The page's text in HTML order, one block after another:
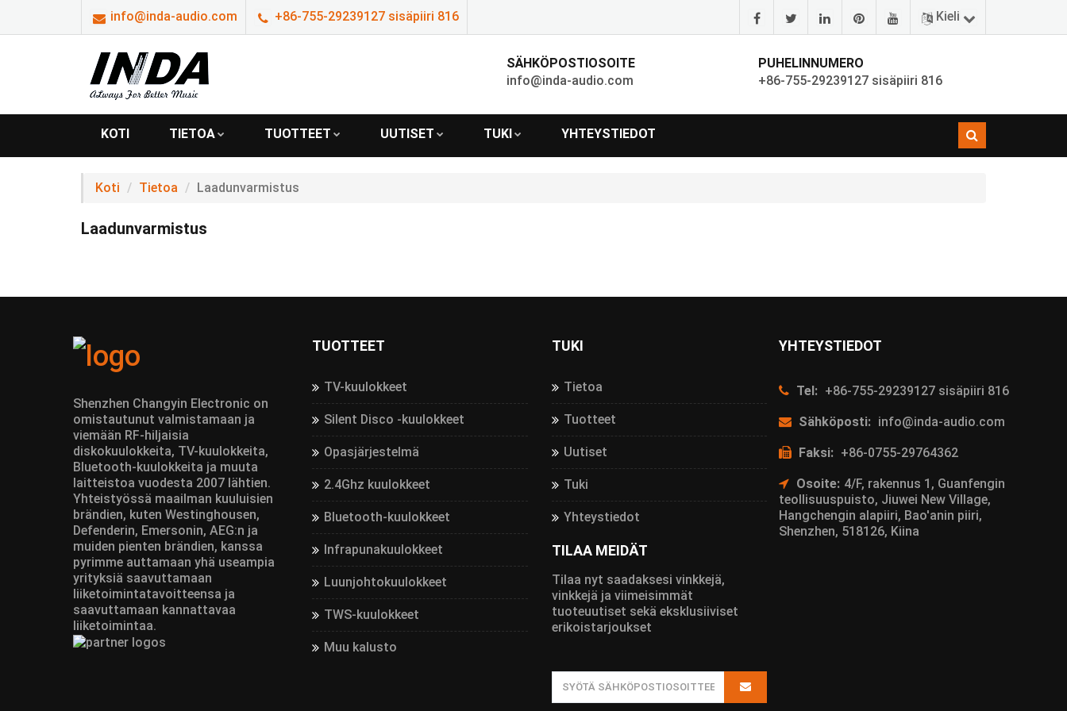
info@inda-audio.com +86-755-29239127 sisäpiiri 816 Kieli
SÄHKÖPOSTIOSOITE
info@inda-audio.com
PUHELINNUMERO
+86-755-29239127 sisäpiiri 816
KOTI TIETOA TUOTTEET UUTISET TUKI YHTEYSTIEDOT
Koti Tietoa Laadunvarmistus
Laadunvarmistus
Shenzhen Changyin Electronic on
omistautunut valmistamaan ja
viemään RF-hiljaisia
diskokuulokkeita, TV-kuulokkeita,
Bluetooth-kuulokkeita ja muuta
laitteistoa vuodesta 2007 lähtien.
Yhteistyössä maailman kuuluisien
brändien, kuten Westinghousen,
Defenderin, Emersonin, AEG:n ja
muiden pienten brändien, kanssa
pyrimme auttamaan yhä useampia
yrityksiä saavuttamaan
liiketoimintatavoitteensa ja
saavuttamaan kannattavaa
liiketoimintaa.
TUOTTEET
TV-kuulokkeet
Silent Disco -kuulokkeet
Opasjärjestelmä
2.4Ghz kuulokkeet
Bluetooth-kuulokkeet
Infrapunakuulokkeet
Luunjohtokuulokkeet
TWS-kuulokkeet
Muu kalusto
TUKI
Tietoa
Tuotteet
Uutiset
Tuki
Yhteystiedot
TILAA MEIDÄT
Tilaa nyt saadaksesi vinkkejä,
vinkkejä ja viimeisimmät
tuoteuutiset sekä eksklusiiviset
erikoistarjoukset
YHTEYSTIEDOT
Tel: +86-755-29239127 sisäpiiri 816
Sähköposti: info@inda-audio.com
Faksi: +86-0755-29764362
Osoite: 4/F, rakennus 1, Guanfengin
teollisuuspuisto, Jiuwei New Village,
Hangchengin alapiiri, Bao'anin piiri,
Shenzhen, 518126, Kiina